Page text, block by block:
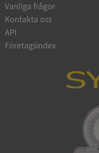
Vanliga frågor
Kontakta oss
API
Företagsindex
ARRAffinitySameSite